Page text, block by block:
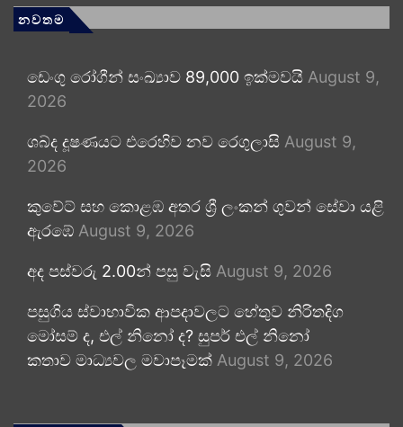
නවතම
ඩෙංගු රෝගීන් සංඛ්‍යාව 89,000 ඉක්මවයි August 9,
2026
ශබ්ද දූෂණයට එරෙහිව නව රෙගුලාසි August 9,
2026
කුවේට් සහ කොළඹ අතර ශ්‍රී ලංකන් ගුවන් සේවා යළි
ඇරඹේ August 9, 2026
අද පස්වරු 2.00න් පසු වැසි August 9, 2026
පසුගිය ස්වාභාවික ආපදාවලට හේතුව නිරිතදිග
මෝසම් ද, එල් නිනෝ ද? සුපර් එල් නිනෝ
කතාව මාධ්‍යවල මවාපෑමක් August 9, 2026